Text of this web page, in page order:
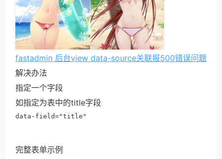
fastadmin 后台view data-source关联报500错误问题
解决办法
指定一个字段
如指定为表中的title字段
data-field="title"
完整表单示例